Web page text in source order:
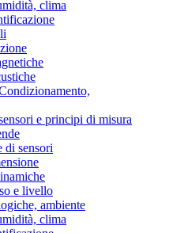
clima
e principi di misura
di sensori
e livello
ambiente
clima